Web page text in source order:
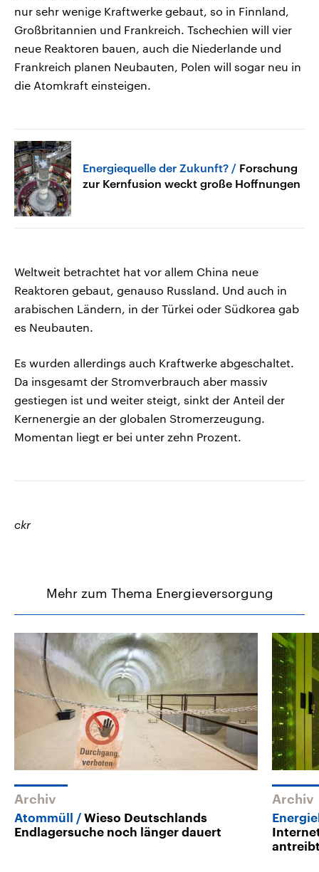
nur sehr wenige Kraftwerke gebaut, so in Finnland,
Großbritannien und Frankreich. Tschechien will vier
neue Reaktoren bauen, auch die Niederlande und
Frankreich planen Neubauten, Polen will sogar neu in
die Atomkraft einsteigen.
Energiequelle der Zukunft?
Forschung
zur Kernfusion weckt große Hoffnungen
Weltweit betrachtet hat vor allem China neue
Reaktoren gebaut, genauso Russland. Und auch in
arabischen Ländern, in der Türkei oder Südkorea gab
es Neubauten.
Es wurden allerdings auch Kraftwerke abgeschaltet.
Da insgesamt der Stromverbrauch aber massiv
gestiegen ist und weiter steigt, sinkt der Anteil der
Kernenergie an der globalen Stromerzeugung.
Momentan liegt er bei unter zehn Prozent.
ckr
Mehr zum Thema Energieversorgung
Archiv
Atommüll
Wieso Deutschlands
Endlagersuche noch länger dauert
Archiv